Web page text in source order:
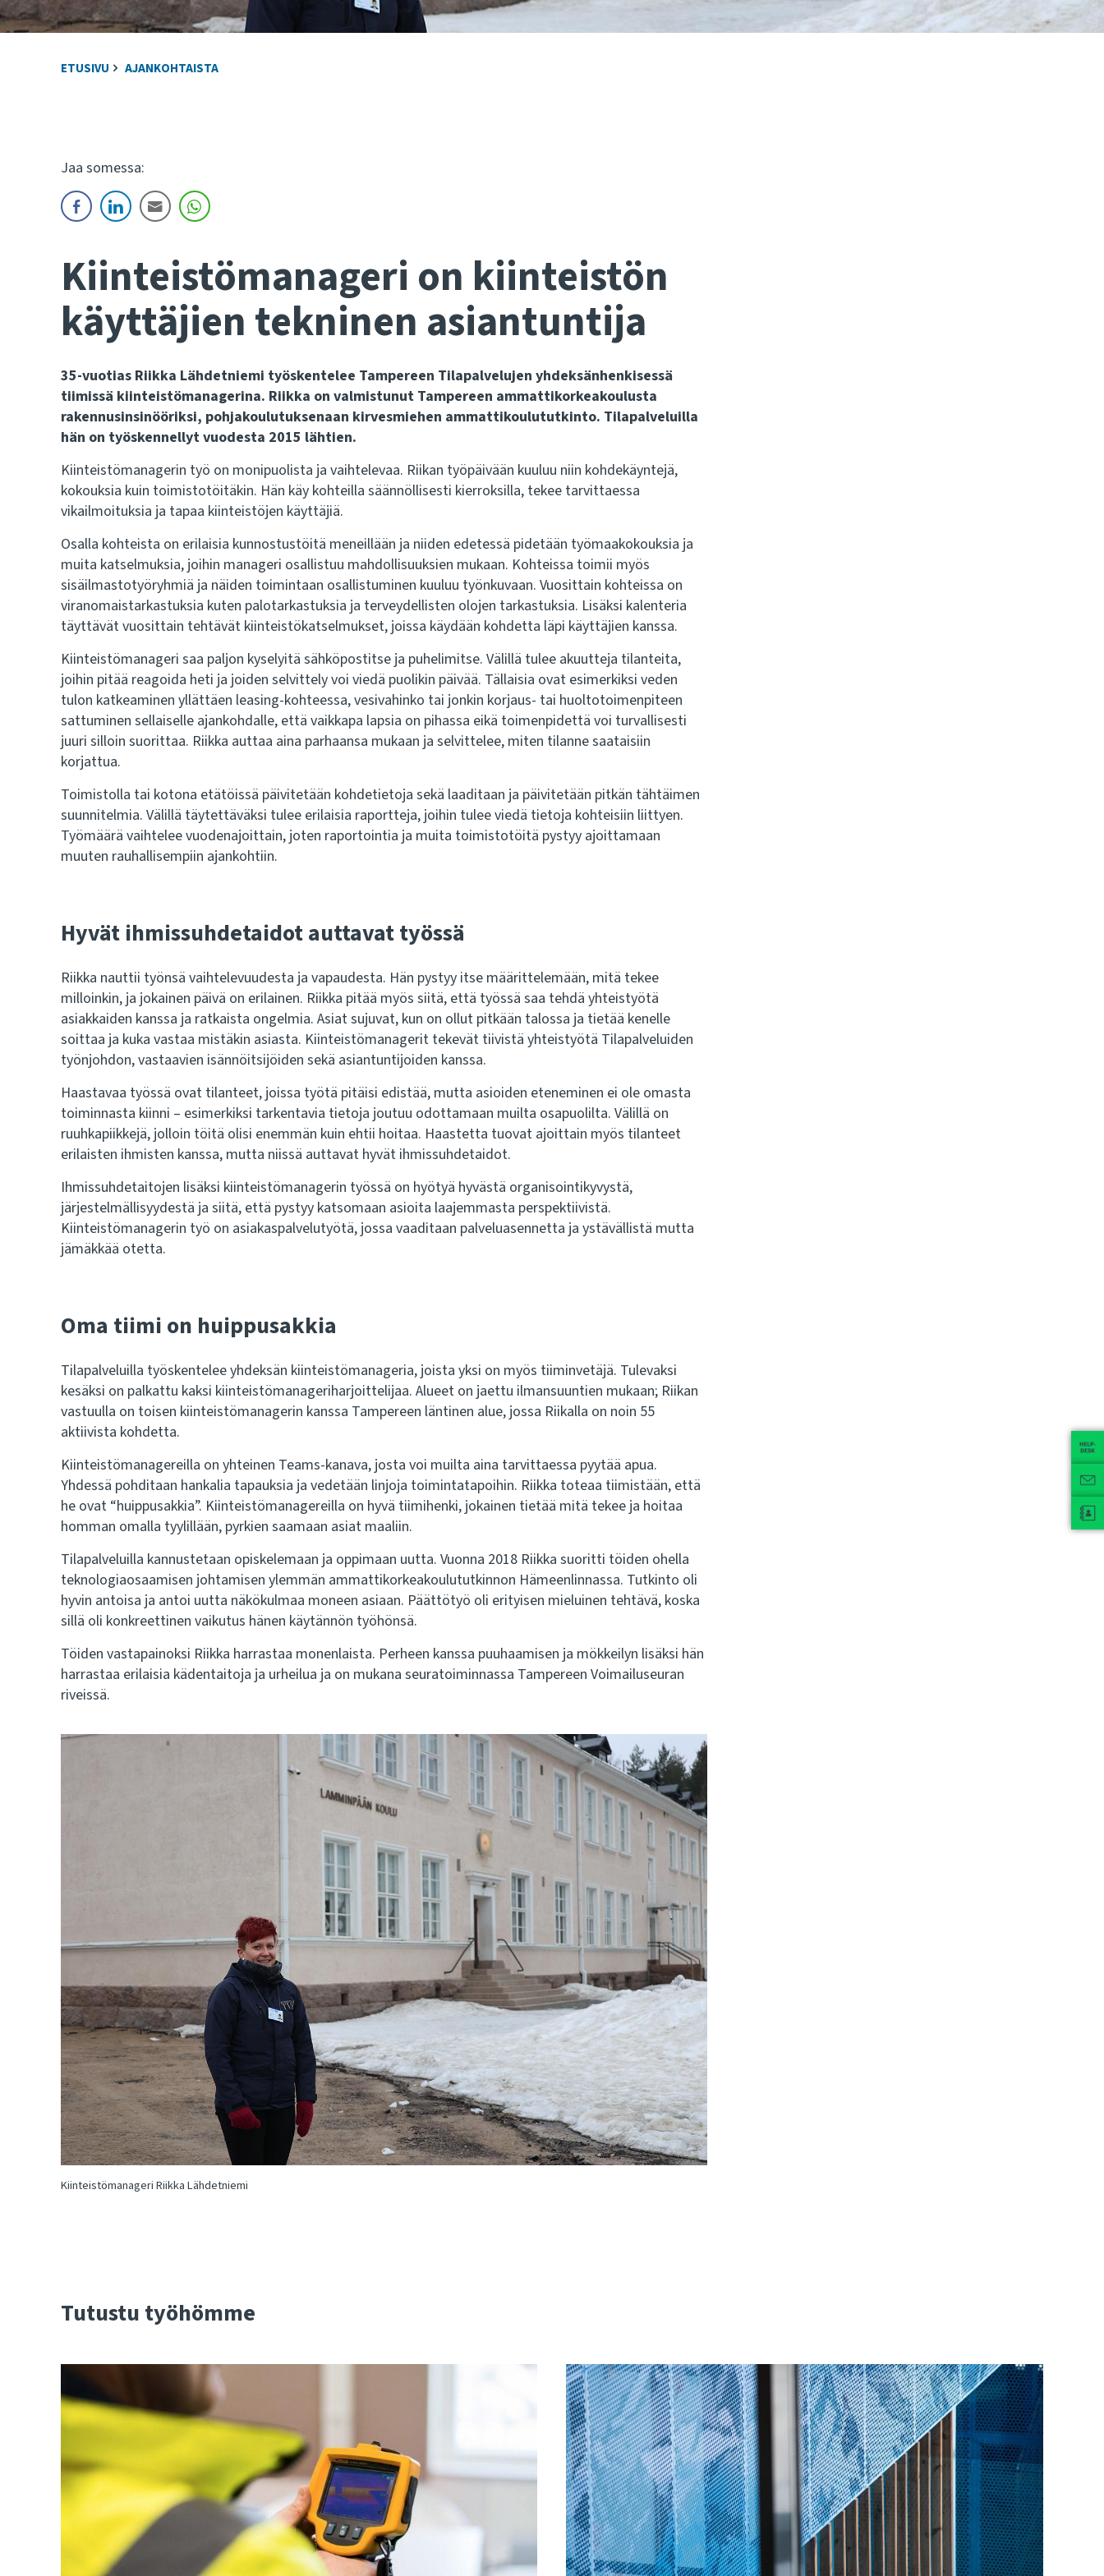
ETUSIVU AJANKOHTAISTA
Jaa somessa:
Kiinteistömanageri on kiinteistön
käyttäjien tekninen asiantuntija
35-vuotias Riikka Lähdetniemi työskentelee Tampereen Tilapalvelujen yhdeksänhenkisessä
tiimissä kiinteistömanagerina. Riikka on valmistunut Tampereen ammattikorkeakoulusta
rakennusinsinööriksi, pohjakoulutuksenaan kirvesmiehen ammattikoulututkinto. Tilapalveluilla
hän on työskennellyt vuodesta 2015 lähtien.
Kiinteistömanagerin työ on monipuolista ja vaihtelevaa. Riikan työpäivään kuuluu niin kohdekäyntejä,
kokouksia kuin toimistotöitäkin. Hän käy kohteilla säännöllisesti kierroksilla, tekee tarvittaessa
vikailmoituksia ja tapaa kiinteistöjen käyttäjiä.
Osalla kohteista on erilaisia kunnostustöitä meneillään ja niiden edetessä pidetään työmaakokouksia ja
muita katselmuksia, joihin manageri osallistuu mahdollisuuksien mukaan. Kohteissa toimii myös
sisäilmastotyöryhmiä ja näiden toimintaan osallistuminen kuuluu työnkuvaan. Vuosittain kohteissa on
viranomaistarkastuksia kuten palotarkastuksia ja terveydellisten olojen tarkastuksia. Lisäksi kalenteria
täyttävät vuosittain tehtävät kiinteistökatselmukset, joissa käydään kohdetta läpi käyttäjien kanssa.
Kiinteistömanageri saa paljon kyselyitä sähköpostitse ja puhelimitse. Välillä tulee akuutteja tilanteita,
joihin pitää reagoida heti ja joiden selvittely voi viedä puolikin päivää. Tällaisia ovat esimerkiksi veden
tulon katkeaminen yllättäen leasing-kohteessa, vesivahinko tai jonkin korjaus- tai huoltotoimenpiteen
sattuminen sellaiselle ajankohdalle, että vaikkapa lapsia on pihassa eikä toimenpidettä voi turvallisesti
juuri silloin suorittaa. Riikka auttaa aina parhaansa mukaan ja selvittelee, miten tilanne saataisiin
korjattua.
Toimistolla tai kotona etätöissä päivitetään kohdetietoja sekä laaditaan ja päivitetään pitkän tähtäimen
suunnitelmia. Välillä täytettäväksi tulee erilaisia raportteja, joihin tulee viedä tietoja kohteisiin liittyen.
Työmäärä vaihtelee vuodenajoittain, joten raportointia ja muita toimistotöitä pystyy ajoittamaan
muuten rauhallisempiin ajankohtiin.
Hyvät ihmissuhdetaidot auttavat työssä
Riikka nauttii työnsä vaihtelevuudesta ja vapaudesta. Hän pystyy itse määrittelemään, mitä tekee
milloinkin, ja jokainen päivä on erilainen. Riikka pitää myös siitä, että työssä saa tehdä yhteistyötä
asiakkaiden kanssa ja ratkaista ongelmia. Asiat sujuvat, kun on ollut pitkään talossa ja tietää kenelle
soittaa ja kuka vastaa mistäkin asiasta. Kiinteistömanagerit tekevät tiivistä yhteistyötä Tilapalveluiden
työnjohdon, vastaavien isännöitsijöiden sekä asiantuntijoiden kanssa.
Haastavaa työssä ovat tilanteet, joissa työtä pitäisi edistää, mutta asioiden eteneminen ei ole omasta
toiminnasta kiinni – esimerkiksi tarkentavia tietoja joutuu odottamaan muilta osapuolilta. Välillä on
ruuhkapiikkejä, jolloin töitä olisi enemmän kuin ehtii hoitaa. Haastetta tuovat ajoittain myös tilanteet
erilaisten ihmisten kanssa, mutta niissä auttavat hyvät ihmissuhdetaidot.
Ihmissuhdetaitojen lisäksi kiinteistömanagerin työssä on hyötyä hyvästä organisointikyvystä,
järjestelmällisyydestä ja siitä, että pystyy katsomaan asioita laajemmasta perspektiivistä.
Kiinteistömanagerin työ on asiakaspalvelutyötä, jossa vaaditaan palveluasennetta ja ystävällistä mutta
jämäkkää otetta.
Oma tiimi on huippusakkia
Tilapalveluilla työskentelee yhdeksän kiinteistömanageria, joista yksi on myös tiiminvetäjä. Tulevaksi
kesäksi on palkattu kaksi kiinteistömanageriharjoittelijaa. Alueet on jaettu ilmansuuntien mukaan; Riikan
vastuulla on toisen kiinteistömanagerin kanssa Tampereen läntinen alue, jossa Riikalla on noin 55
aktiivista kohdetta.
Kiinteistömanagereilla on yhteinen Teams-kanava, josta voi muilta aina tarvittaessa pyytää apua.
Yhdessä pohditaan hankalia tapauksia ja vedetään linjoja toimintatapoihin. Riikka toteaa tiimistään, että
he ovat “huippusakkia”. Kiinteistömanagereilla on hyvä tiimihenki, jokainen tietää mitä tekee ja hoitaa
homman omalla tyylillään, pyrkien saamaan asiat maaliin.
Tilapalveluilla kannustetaan opiskelemaan ja oppimaan uutta. Vuonna 2018 Riikka suoritti töiden ohella
teknologiaosaamisen johtamisen ylemmän ammattikorkeakoulututkinnon Hämeenlinnassa. Tutkinto oli
hyvin antoisa ja antoi uutta näkökulmaa moneen asiaan. Päättötyö oli erityisen mieluinen tehtävä, koska
sillä oli konkreettinen vaikutus hänen käytännön työhönsä.
Töiden vastapainoksi Riikka harrastaa monenlaista. Perheen kanssa puuhaamisen ja mökkeilyn lisäksi hän
harrastaa erilaisia kädentaitoja ja urheilua ja on mukana seuratoiminnassa Tampereen Voimailuseuran
riveissä.
Kiinteistömanageri Riikka Lähdetniemi
Tutustu työhömme